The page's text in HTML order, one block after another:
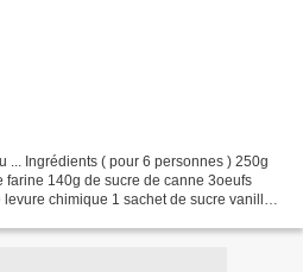
... Ingrédients ( pour 6 personnes ) 250g
140g de sucre de canne 3oeufs
chimique 1 sachet de sucre vanillé 2